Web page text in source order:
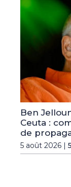
Ben
Ceuta :
de
5 août 2026 |